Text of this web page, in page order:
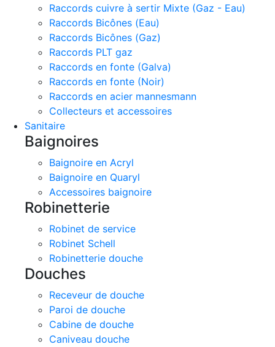
Raccords cuivre à sertir Mixte (Gaz - Eau)
Raccords Bicônes (Eau)
Raccords Bicônes (Gaz)
Raccords PLT gaz
Raccords en fonte (Galva)
Raccords en fonte (Noir)
Raccords en acier mannesmann
Collecteurs et accessoires
Sanitaire
Baignoires
Baignoire en Acryl
Baignoire en Quaryl
Accessoires baignoire
Robinetterie
Robinet de service
Robinet Schell
Robinetterie douche
Douches
Receveur de douche
Paroi de douche
Cabine de douche
Caniveau douche